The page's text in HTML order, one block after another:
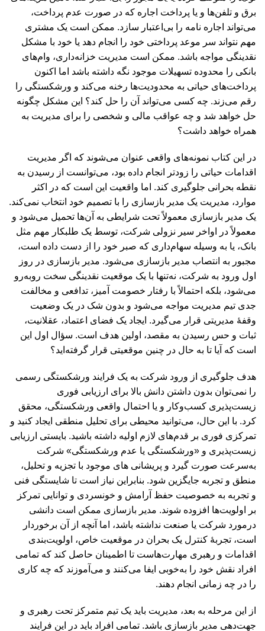
برق و تلفن‌ها و یا پرداخت اجاره که در صورت عدم پرداخت،
می‌تواند اجاره نامه را بی‌اعتبار سازد. ممکن است یک مشتری
مهم نتواند سر موعد پرداختی خود را انجام دهد یا خود با مشکل
نقدینگی مواجه باشد. ممکن است مدیریت خزانه‌داری، وام‌های
بانکی را محدوده تسهیلات موجود نگه داشته باشد اما اکنون
پرداخت‌های حیاتی به محدودیت‌ها رخنه می‌کند و ورشکستگی را
رقم می‌زند. چه کسی می‌تواند آن را حل کند؟ این مشکل چگونه
حل خواهد شد و چه عواقب مالی و شخصی را برای مدیریت به
همراه خواهد داشت؟
در این کتاب نمونه‌های واقعی عنوان می‌شوند که اگر مدیریت
اقدامات حیاتی را زودتر انجام داده بود، می‌توانست از رسیدن به
نقطه بحرانی جلوگیری کند. اما واقعیت این است که در اکثر
موارد، مدیریت یک مدیر بازسازی را با تصمیم خود انتخاب نمی‌کند.
یک مدیر بازسازی معمولاً تحت شرایطی به آن‌ها تحمیل می‌شود و
معمولاً در اواخر سیر نزولی شرکت، توسط یک طلبکار مهم مثل
بانک، یا به وسیله سهام‌داری که صبر خود را از دست داده است،
مجبور به انتصاب مدیر بازسازی می‌‌شود. مدیر بازسازی در روز
اول ورود به شرکت، نه‌تنها با یک موقعیت نقدینگی سخت رو‌به‌رو
می‌شود، بلکه احتمالاً با رفتار خصومت آمیز، تدافعی و مخالفت
جدی تیم مدیریت مواجه می‌شود و بدون شک در یک وضعیت
وقفۀ مدیریتی قرار می‌گیرد. ایجاد یک فضای اعتماد، عقلانیت،
ثبات و حس رسیدن به مقصد، اولین هدف است. سؤال اول این
است که آیا تا به حال در چنین موقعیتی قرار گرفته‌اید؟
هدف جلوگیری از ورود شرکت به یک فرایند ورشکستگی رسمی
را نمی‌توان بدون داشتن دانش بالا برای ارزیابی فوری
زیست‌پذیری کسب‌و‌کار و یا احتمال واقعی ورشکستگی، محقق
کرد. با این‌ حال، می‌توانید محیطی برای تحلیل منطقی ایجاد کنید و
تمرکزی فوری بر قدم‌های لازم اولیه داشته باشید. بایستی ارزیابی
زیست‌پذیری و «ورشکستگی یا عدم ورشکستگی» شرکت
به‌سرعت صورت گیرد و پریشانی های موجود با تجزیه و تحلیل،
منطق و تجربه جایگزین شود. بنابراین نیاز است تا شایستگی فنی
و تجربه به خصوصیت حفظ آرامش و خونسردی و توانایی تمرکز
بر اولویت‌ها افزوده شوند. مدیر بازسازی ممکن است دانشی
درمورد شرکت یا صنعت نداشته باشد، اما آنچه از آن برخوردار
است، تجربۀ کنترل یک بحران در موقعیت خاص، اولویت‌بندی
اقدامات و رهبری مهارت‌هاست تا اطمینان حاصل کند که تمامی
افراد نقش خود را به‌خوبی ایفا می‌کنند و می‌آموزند که چه کاری
را در چه زمانی انجام دهند.
از این مرحله به بعد، مدیریت باید یک تیم متمرکز تحت رهبری و
جهت‌دهی مدیر بازسازی باشد. تمامی افراد باید در این فرایند